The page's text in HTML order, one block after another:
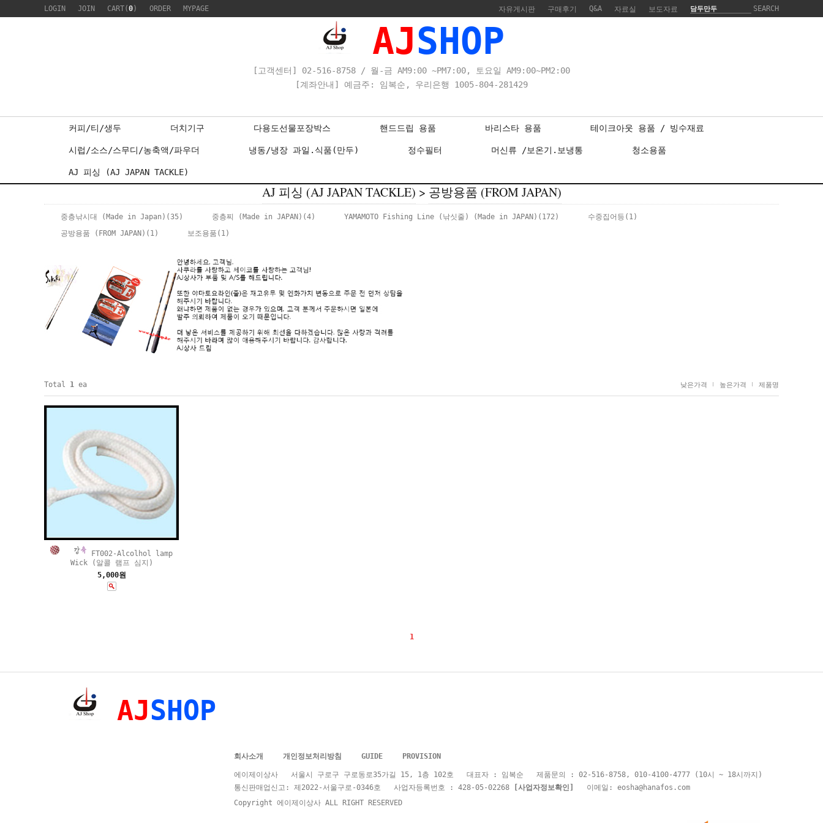
LOGIN JOIN CART(0) ORDER MYPAGE 자유게시판 구매후기 Q&A 자료실 보도자료 SEARCH
AJSHOP
[고객센터] 02-516-8758 / 월-금 AM9:00 ~PM7:00, 토요일 AM9:00~PM2:00
[계좌안내] 예금주: 임복순, 우리은행 1005-804-281429
커피/티/생두 더치기구 다용도선물포장박스 핸드드립 용품 바리스타 용품 테이크아웃 용품 / 빙수재료
시럽/소스/스무디/농축액/파우더 냉동/냉장 과일.식품(만두) 정수필터 머신류 /보온기.보냉통 청소용품
AJ 피싱 (AJ JAPAN TACKLE)
AJ 피싱 (AJ JAPAN TACKLE) > 공방용품 (FROM JAPAN)
중층낚시대 (Made in Japan) (35) 중층찌 (Made in JAPAN) (4) YAMAMOTO Fishing Line (낚싯줄) (Made in JAPAN) (172) 수중집어등 (1)
공방용품 (FROM JAPAN) (1) 보조용품 (1)
Total 1 ea 낮은가격 높은가격 제품명
FT002-Alcolhol lamp
Wick (알콜 램프 심지)
5,000원
1
AJSHOP
회사소개 개인정보처리방침 GUIDE PROVISION
에이제이상사 서울시 구로구 구로동로35가길 15, 1층 102호 대표자 : 임복순 제품문의 : 02-516-8758, 010-4100-4777 (10시 ~ 18시까지)
통신판매업신고: 제2022-서울구로-0346호 사업자등록번호 : 428-05-02268
[사업자정보확인] 이메일: eosha@hanafos.com
Copyright 에이제이상사 ALL RIGHT RESERVED